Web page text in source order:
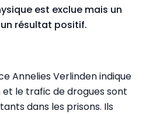
est exclue mais un
résultat positif.
Annelies Verlinden indique
le trafic de drogues sont
dans les prisons. Ils